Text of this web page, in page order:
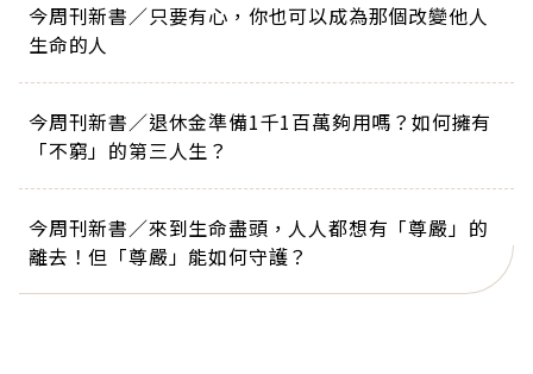
今周刊新書／只要有心，你也可以成為那個改變他人
生命的人
今周刊新書／退休金準備1千1百萬夠用嗎？如何擁有
「不窮」的第三人生？
今周刊新書／來到生命盡頭，人人都想有「尊嚴」的
離去！但「尊嚴」能如何守護？